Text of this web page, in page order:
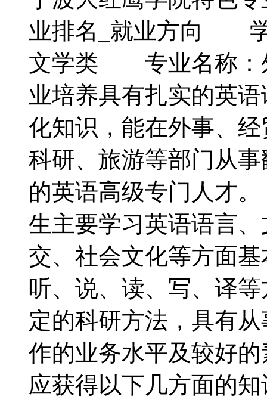
业排名_就业方向
文学类 专业名称：
业培养具有扎实的英
化知识，能在外事、
科研、旅游等部门从
的英语高级专门人才
生主要学习英语语言
交、社会文化等方面
听、说、读、写、译
定的科研方法，具有
作的业务水平及较好
应获得以下几方面的